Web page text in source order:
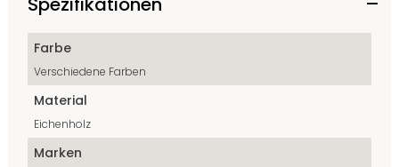
Farbe
Verschiedene Farben
Material
Eichenholz
Marken